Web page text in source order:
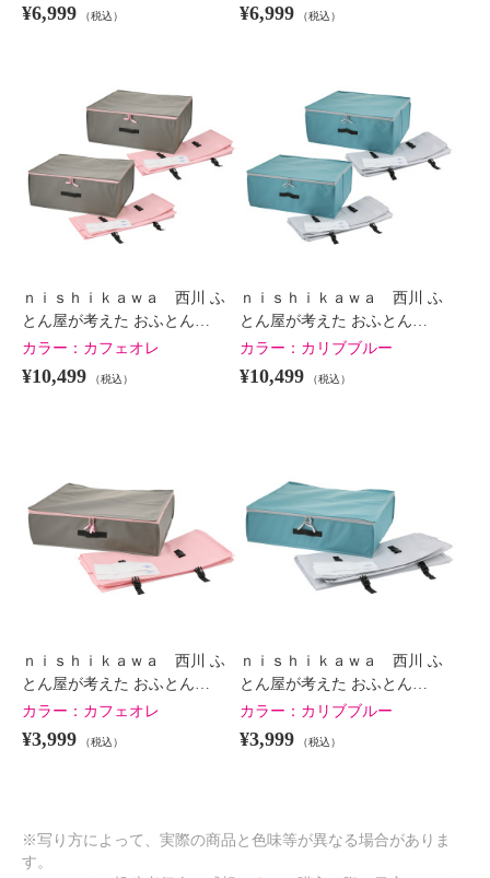
¥6,999 （税込） ¥6,999 （税込）
ｎｉｓｈｉｋａｗａ 西川 ふ
とん屋が考えた おふとん…
カラー： カフェオレ
¥10,499 （税込）
ｎｉｓｈｉｋａｗａ 西川 ふ
とん屋が考えた おふとん…
カラー： カリブブルー
¥10,499 （税込）
ｎｉｓｈｉｋａｗａ 西川 ふ
とん屋が考えた おふとん…
カラー： カフェオレ
¥3,999 （税込）
ｎｉｓｈｉｋａｗａ 西川 ふ
とん屋が考えた おふとん…
カラー： カリブブルー
¥3,999 （税込）
※写り方によって、実際の商品と色味等が異なる場合がありま
す。